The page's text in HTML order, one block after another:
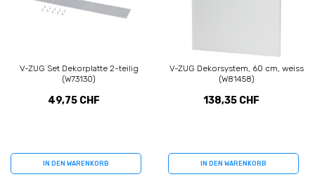
V-ZUG Set Dekorplatte 2-teilig
(W73130)
49,75 CHF
IN DEN WARENKORB
V-ZUG Dekorsystem, 60 cm, weiss
(W81458)
138,35 CHF
IN DEN WARENKORB